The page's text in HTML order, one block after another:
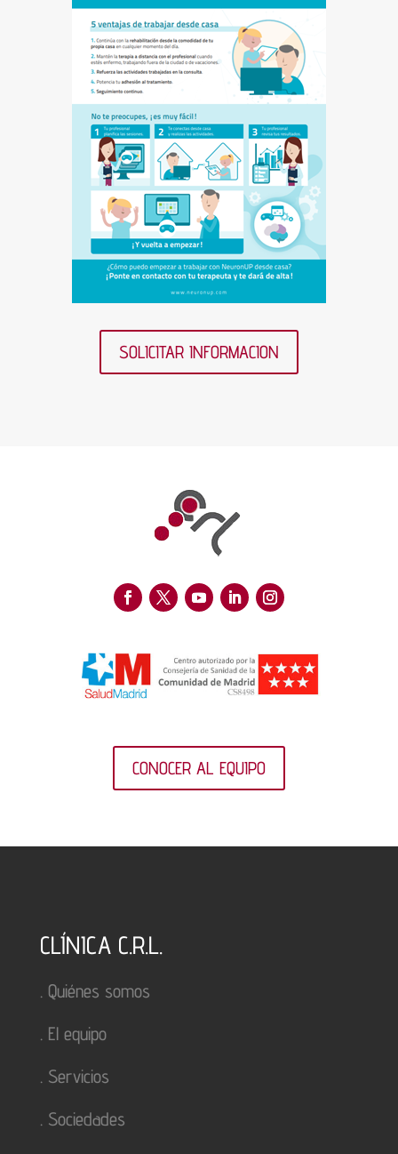
SOLICITAR INFORMACION
CONOCER AL EQUIPO
CLÍNICA C.R.L.
. Quiénes somos
. El equipo
. Servicios
. Sociedades